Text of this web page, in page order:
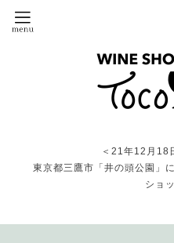
＜21年12月18
東京都三鷹市「井の頭公園」
ショ